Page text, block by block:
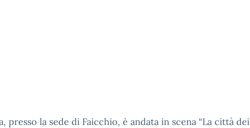
presso la sede di Faicchio, è andata in scena “La città dei